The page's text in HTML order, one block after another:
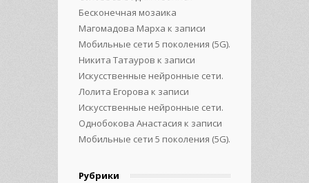
Бесконечная мозаика
Магомадова Марха к записи
Мобильные сети 5 поколения (5G).
Никита Татауров к записи
Искусственные нейронные сети.
Лолита Егорова к записи
Искусственные нейронные сети.
Однобокова Анастасия к записи
Мобильные сети 5 поколения (5G).
Рубрики